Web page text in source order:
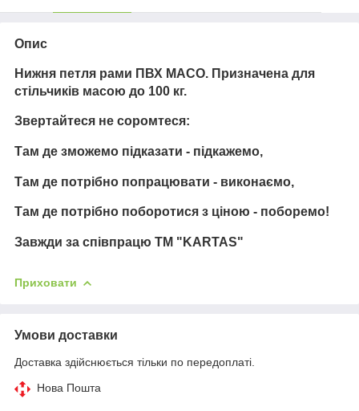
Опис
Нижня петля рами ПВХ MACO. Призначена для
стільчиків масою до 100 кг.
Звертайтеся не соромтеся:
Там де зможемо підказати - підкажемо,
Там де потрібно попрацювати - виконаємо,
Там де потрібно поборотися з ціною - поборемо!
Завжди за співпрацю TM "KARTAS"
Приховати
Умови доставки
Доставка здійснюється тільки по передоплаті.
Нова Пошта